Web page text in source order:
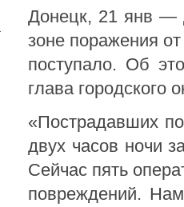
Донецк, 21 янв —
зоне поражения
поступало. Об
глава городского
«Пострадавших
двух часов ночи
Сейчас пять
повреждений.